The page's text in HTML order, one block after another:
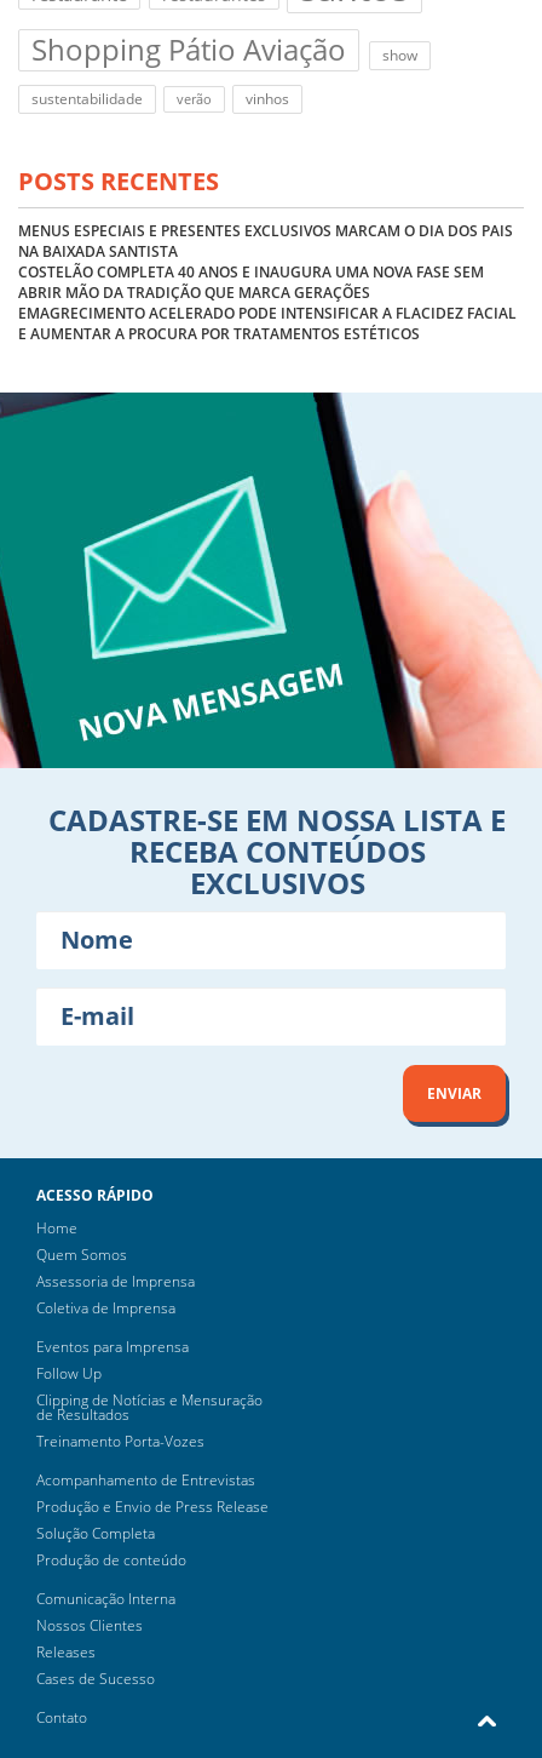
Shopping Pátio Aviação show
sustentabilidade verão vinhos
POSTS RECENTES
MENUS ESPECIAIS E PRESENTES EXCLUSIVOS MARCAM O DIA DOS PAIS
NA BAIXADA SANTISTA
COSTELÃO COMPLETA 40 ANOS E INAUGURA UMA NOVA FASE SEM
ABRIR MÃO DA TRADIÇÃO QUE MARCA GERAÇÕES
EMAGRECIMENTO ACELERADO PODE INTENSIFICAR A FLACIDEZ FACIAL
E AUMENTAR A PROCURA POR TRATAMENTOS ESTÉTICOS
CADASTRE-SE EM NOSSA LISTA E
RECEBA CONTEÚDOS
EXCLUSIVOS
mail
ENVIAR
ACESSO RÁPIDO
Home
Quem Somos
Assessoria de Imprensa
Coletiva de Imprensa
Eventos para Imprensa
Follow Up
Clipping de Notícias e Mensuração
de Resultados
Treinamento Porta-Vozes
Acompanhamento de Entrevistas
Produção e Envio de Press Release
Solução Completa
Produção de conteúdo
Comunicação Interna
Nossos Clientes
Releases
Cases de Sucesso
Contato